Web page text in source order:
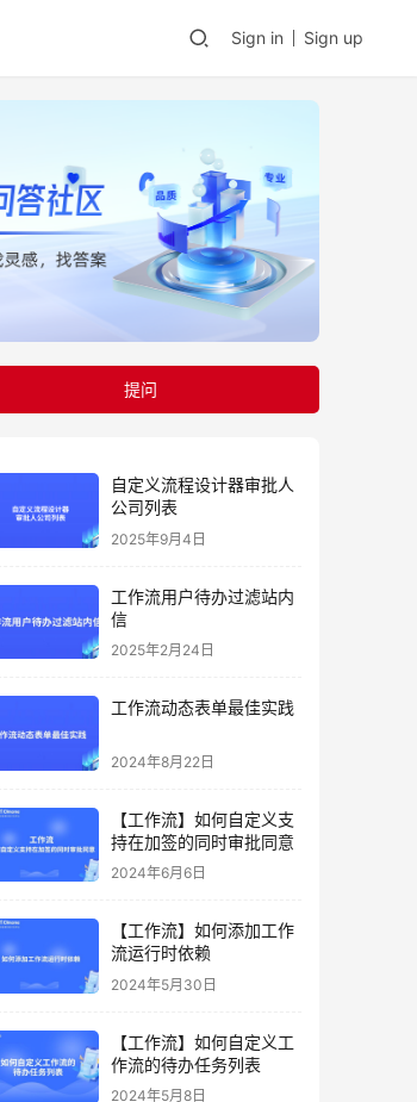
Sign in Sign up
提问
自定义流程设计器审批人
公司列表
2025年9月4日
工作流用户待办过滤站内
信
2025年2月24日
工作流动态表单最佳实践
2024年8月22日
【工作流】如何自定义支
持在加签的同时审批同意
2024年6月6日
【工作流】如何添加工作
流运行时依赖
2024年5月30日
【工作流】如何自定义工
作流的待办任务列表
2024年5月8日